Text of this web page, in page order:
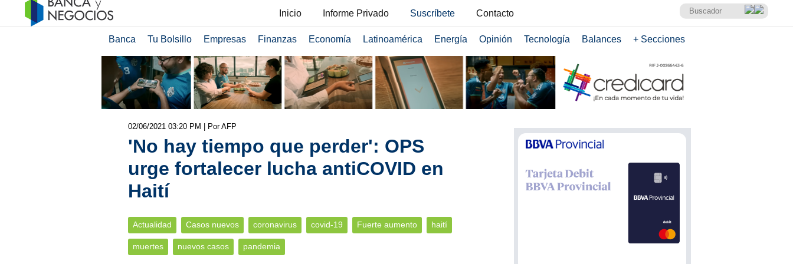
Inicio Informe Privado Suscríbete Contacto
Banca Tu Bolsillo Empresas Finanzas Economía Latinoamérica Energía Opinión Tecnología Balances + Secciones
02/06/2021 03:20 PM | Por AFP
'No hay tiempo que perder': OPS
urge fortalecer lucha antiCOVID en
Haití
Actualidad Casos nuevos coronavirus covid-19 Fuerte aumento haití
muertes nuevos casos pandemia